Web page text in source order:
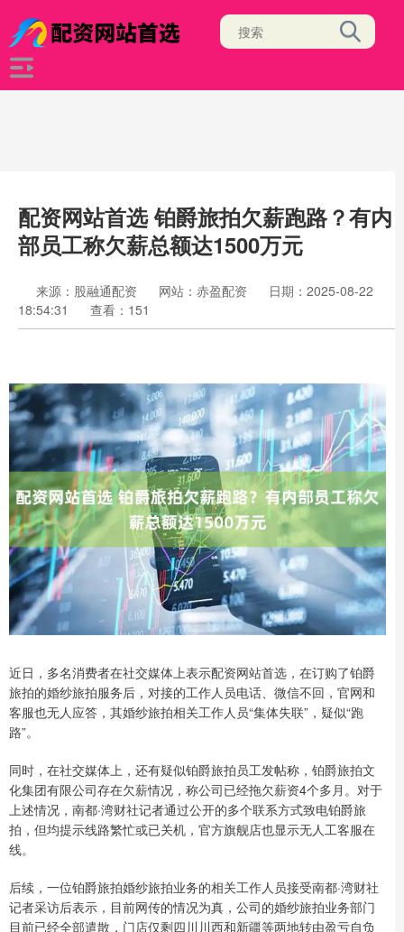
配资网站首选 铂爵旅拍欠薪跑路？有内
部员工称欠薪总额达1500万元
来源：股融通配资 网站：赤盈配资
日期：2025-08-22
18:54:31
查看：151
近日，多名消费者在社交媒体上表示配资网站首选，在订购了铂爵
旅拍的婚纱旅拍服务后，对接的工作人员电话、微信不回，官网和
客服也无人应答，其婚纱旅拍相关工作人员“集体失联”，疑似“跑
路”。
同时，在社交媒体上，还有疑似铂爵旅拍员工发帖称，铂爵旅拍文
化集团有限公司存在欠薪情况，称公司已经拖欠薪资4个多月。对于
上述情况，南都·湾财社记者通过公开的多个联系方式致电铂爵旅
拍，但均提示线路繁忙或已关机，官方旗舰店也显示无人工客服在
线。
后续，一位铂爵旅拍婚纱旅拍业务的相关工作人员接受南都·湾财社
记者采访后表示，目前网传的情况为真，公司的婚纱旅拍业务部门
目前已经全部遣散，门店仅剩四川川西和新疆等两地转由盈亏自负